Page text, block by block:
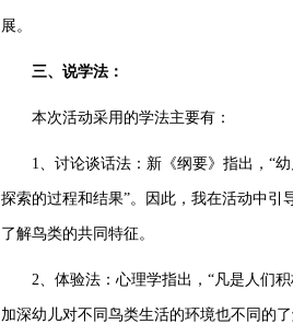
展。
三、说学法：
本次活动采用的学法主要有：
1、讨论谈话法：新《纲要》指出，“幼
探索的过程和结果”。因此，我在活动中引
了解鸟类的共同特征。
2、体验法：心理学指出，“凡是人们积
加深幼儿对不同鸟类生活的环境也不同的